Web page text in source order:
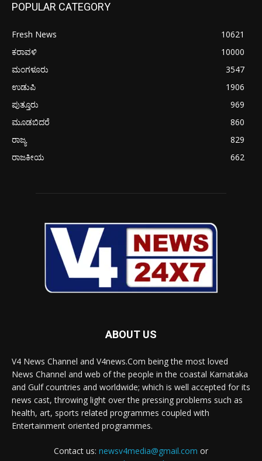
POPULAR CATEGORY
Fresh News
10621
ಕರಾವಳಿ
10000
ಮಂಗಳೂರು
3547
ಉಡುಪಿ
1906
ಪುತ್ತೂರು
969
ಮೂಡಬಿದರೆ
860
ರಾಜ್ಯ
829
ರಾಜಕೀಯ
662
ABOUT US
V4 News Channel and V4news.Com being the most loved
News Channel and web of the people in the coastal Karnataka
and Gulf countries and worldwide; which is well accepted for its
news cast, throwing light over the pressing problems such as
health, art, sports related programmes coupled with
Entertainment oriented programmes.
Contact us: newsv4media@gmail.com or